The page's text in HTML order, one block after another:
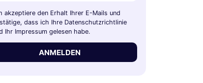
akzeptiere den Erhalt Ihrer E-Mails und
dass ich Ihre Datenschutzrichtlinie
Ihr Impressum gelesen habe.
ANMELDEN